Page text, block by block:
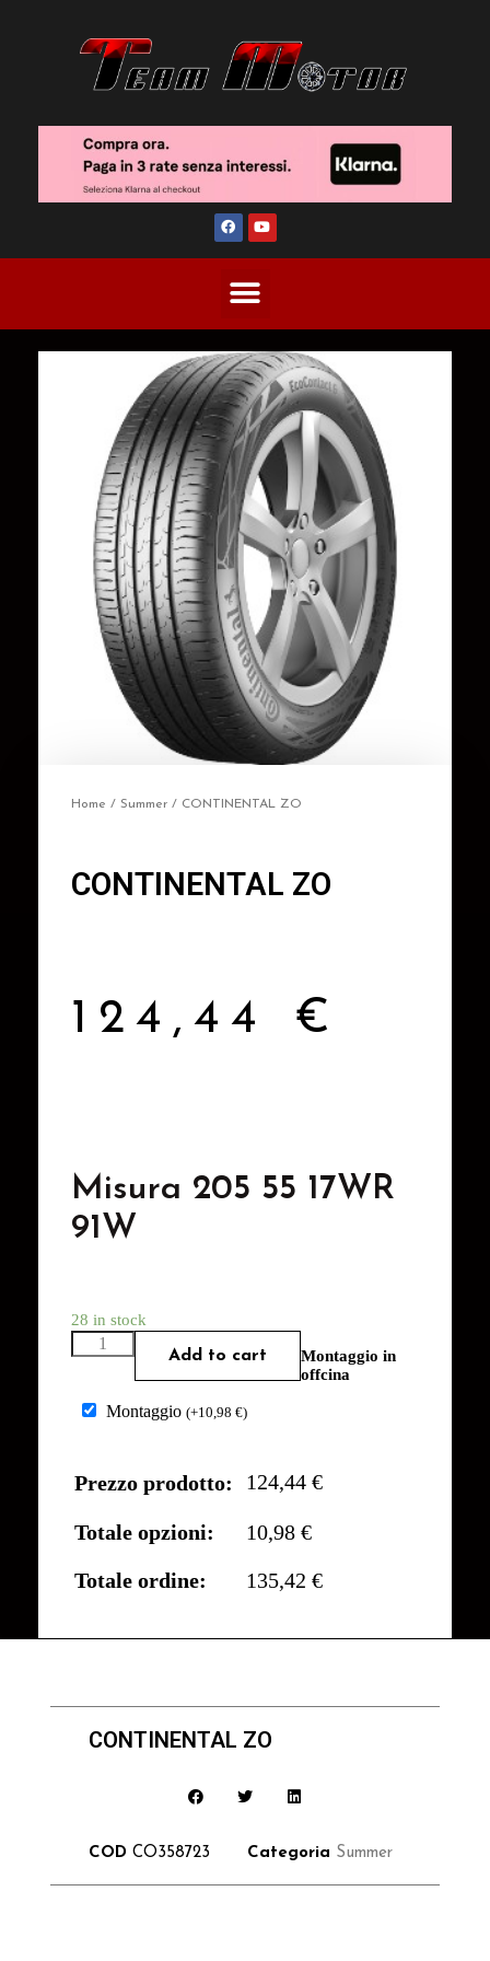
Home / Summer / CONTINENTAL ZO
CONTINENTAL ZO
124,44 €
Misura 205 55 17WR
91W
28 in stock
Add to cart
Montaggio in
offcina
Montaggio (+10,98 €)
Prezzo prodotto: 124,44 €
Totale opzioni:
10,98 €
Totale ordine:
135,42 €
CONTINENTAL ZO
COD CO358723 Categoria Summer